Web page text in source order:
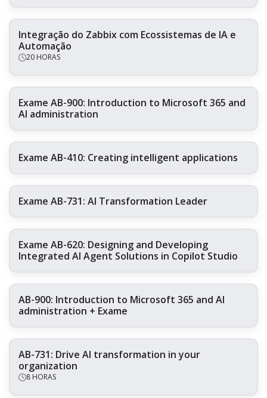
Integração do Zabbix com Ecossistemas de IA e
Automação
20 HORAS
Exame AB-900: Introduction to Microsoft 365 and
AI administration
Exame AB-410: Creating intelligent applications
Exame AB-731: AI Transformation Leader
Exame AB-620: Designing and Developing
Integrated AI Agent Solutions in Copilot Studio
AB-900: Introduction to Microsoft 365 and AI
administration + Exame
AB-731: Drive AI transformation in your
organization
8 HORAS